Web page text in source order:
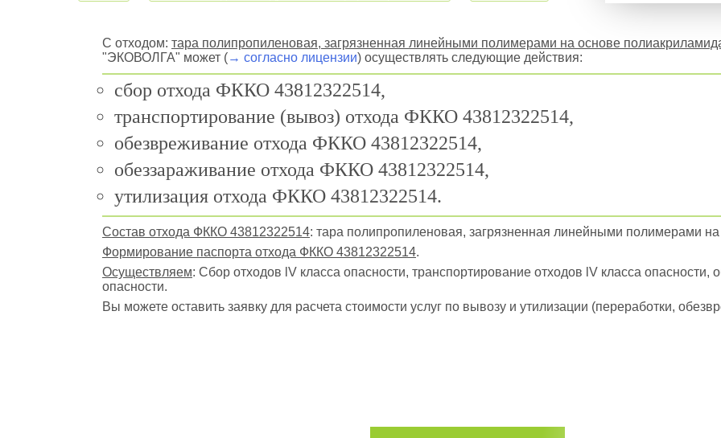
С отходом: тара полипропиленовая, загрязненная линейными полимерами на основе
"ЭКОВОЛГА" может (→ согласно лицензии) осуществлять следующие действия:
сбор отхода ФККО 43812322514,
транспортирование (вывоз) отхода ФККО 43812322514,
обезвреживание отхода ФККО 43812322514,
обеззараживание отхода ФККО 43812322514,
утилизация отхода ФККО 43812322514.
Состав отхода ФККО 43812322514: тара полипропиленовая, загрязненная линейными полимерами
Формирование паспорта отхода ФККО 43812322514.
Осуществляем: Сбор отходов lV класса опасности, транспортирование отходов lV класса опасности,
опасности.
Вы можете оставить заявку для расчета стоимости услуг по вывозу и утилизации (переработки,